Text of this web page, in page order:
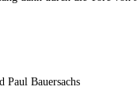
Bauersachs